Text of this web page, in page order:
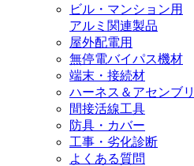
ビル・マンション用
アルミ関連製品
屋外配電用
無停電バイパス機材
端末・接続材
ハーネス＆アセンブリ
間接活線工具
防具・カバー
工事・劣化診断
よくある質問